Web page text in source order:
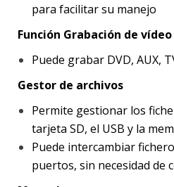
para facilitar su manejo
Función Grabación de vídeo
Puede grabar DVD, AUX,
Gestor de archivos
Permite gestionar los
tarjeta SD, el USB y la
Puede intercambiar
puertos, sin necesidad de